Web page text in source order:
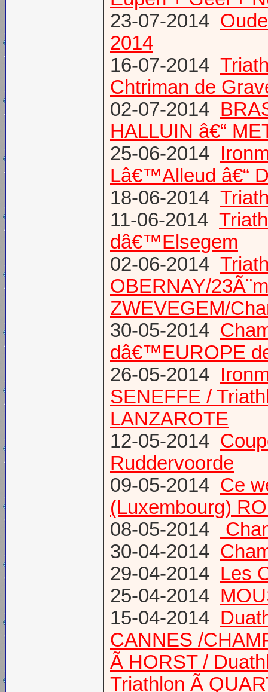
23-07-2014
2014
16-07-2014
Chtriman de
02-07-2014
HALLUIN â€“
25-06-2014
Lâ€™Alleud â€“
18-06-2014
11-06-2014
dâ€™Elsegem
02-06-2014
OBERNAY/
ZWEVEGEM/
30-05-2014
dâ€™EUROPE
26-05-2014
SENEFFE /
LANZAROTE
12-05-2014
Ruddervoorde
09-05-2014 Ce
(Luxembourg)
08-05-2014
30-04-2014
29-04-2014 Les
25-04-2014
15-04-2014
CANNES /
Ã HORST /
Triathlon Ã